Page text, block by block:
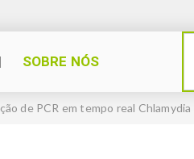
SOBRE NÓS
de PCR em tempo real